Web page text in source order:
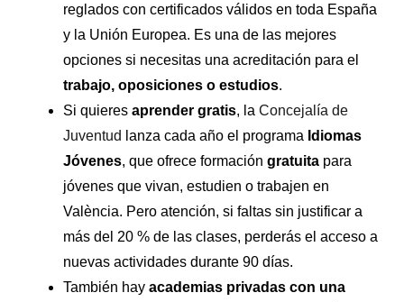
reglados con certificados válidos en toda España
y la Unión Europea. Es una de las mejores
opciones si necesitas una acreditación para el
trabajo, oposiciones o estudios.
Si quieresaprender gratis, laConcejalía de
Juventud lanza cada año el programa Idiomas
Jóvenes, que ofrece formacióngratuita para
jóvenes que vivan, estudien o trabajen en
València. Pero atención, si faltas sin justificar a
más del 20 % de las clases, perderás el acceso a
nuevas actividades durante 90 días.
También hay academias privadas con una